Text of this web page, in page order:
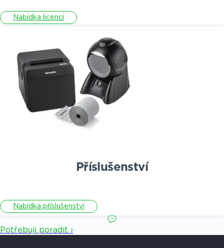
Nabídka licencí
Příslušenství
Nabídka příslušenství
Potřebuji poradit ›